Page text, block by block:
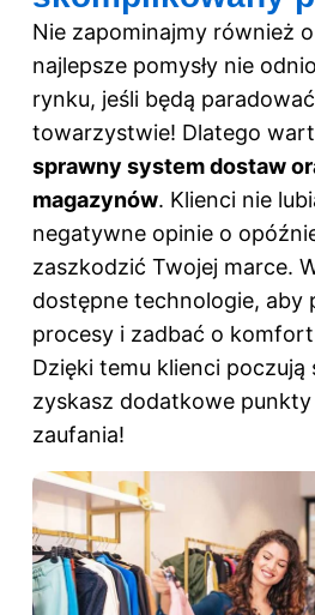
Nie zapominajmy również
najlepsze pomysły nie
rynku, jeśli będą
towarzystwie! Dlatego
sprawny system dostaw
magazynów. Klienci nie
negatywne opinie o
zaszkodzić Twojej marce.
dostępne technologie, aby
procesy i zadbać o
Dzięki temu klienci poczują
zyskasz dodatkowe
zaufania!